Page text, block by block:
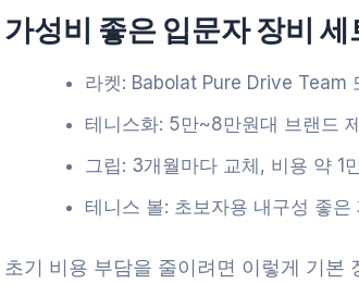
가성비 좋은 입문자 장비 세
라켓: Babolat Pure Drive Team
테니스화: 5만~8만원대 브랜드
그립: 3개월마다 교체, 비용 약 1
테니스 볼: 초보자용 내구성 좋은
초기 비용 부담을 줄이려면 이렇게 기본